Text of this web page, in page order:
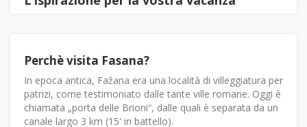
Perchè visita Fasana?
In epoca antica, Fažana era una località di villeggiatura per
patrizi, come testimoniato dalle tante ville romane. Oggi è
chiamata „porta delle Brioni“, dalle quali è separata da un
canale largo 3 km (15' in battello).